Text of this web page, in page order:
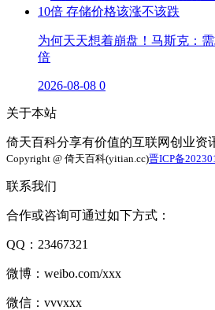
为何天天想着崩盘！马斯克：
倍
2026-08-08 0
关于本站
倚天百科分享有价值的互联网创业资
Copyright @ 倚天百科(yitian.cc)晋ICP备
联系我们
合作或咨询可通过如下方式：
QQ：23467321
微博：weibo.com/xxx
微信：vvvxxx